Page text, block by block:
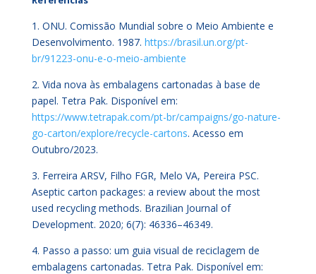
1. ONU. Comissão Mundial sobre o Meio Ambiente e
Desenvolvimento. 1987. https://brasil.un.org/pt-
br/91223-onu-e-o-meio-ambiente
2. Vida nova às embalagens cartonadas à base de
papel. Tetra Pak. Disponível em:
https://www.tetrapak.com/pt-br/campaigns/go-nature-
go-carton/explore/recycle-cartons. Acesso em
Outubro/2023.
3. Ferreira ARSV, Filho FGR, Melo VA, Pereira PSC.
Aseptic carton packages: a review about the most
used recycling methods. Brazilian Journal of
Development. 2020; 6(7): 46336–46349.
4. Passo a passo: um guia visual de reciclagem de
embalagens cartonadas. Tetra Pak. Disponível em: